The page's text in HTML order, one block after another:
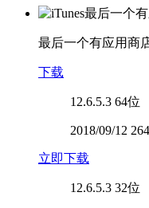
最后一个有应用商
下载
12.6.5.3 64位
2018/09/12
立即下载
12.6.5.3 32位